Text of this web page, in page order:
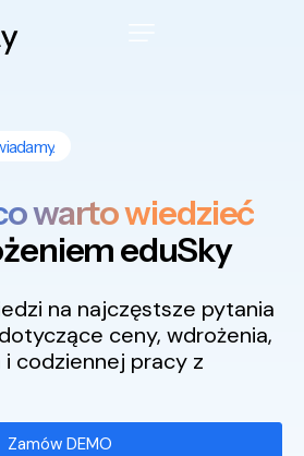
warto wiedzieć
eduSky
na najczęstsze pytania
ceny, wdrożenia,
codziennej pracy z
Zamów DEMO